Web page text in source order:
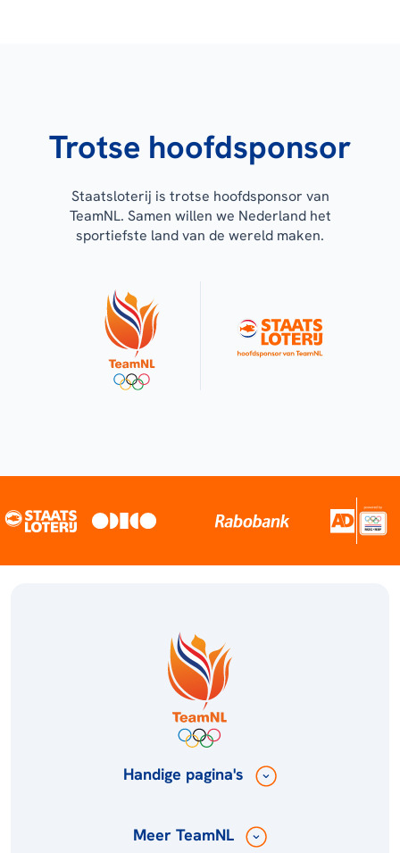
Trotse hoofdsponsor
Staatsloterij is trotse hoofdsponsor van
TeamNL. Samen willen we Nederland het
sportiefste land van de wereld maken.
Handige pagina's
Meer TeamNL